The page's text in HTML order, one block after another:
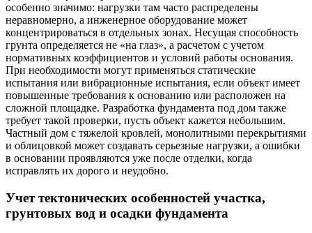
особенно значимо: нагрузки там часто распределены
неравномерно, а инженерное оборудование может
концентрироваться в отдельных зонах. Несущая способность
грунта определяется не «на глаз», а расчетом с учетом
нормативных коэффициентов и условий работы основания.
При необходимости могут применяться статические
испытания или вибрационные испытания, если объект имеет
повышенные требования к основанию или расположен на
сложной площадке. Разработка фундамента под дом также
требует такой проверки, пусть объект кажется небольшим.
Частный дом с тяжелой кровлей, монолитными перекрытиями
и облицовкой может создавать серьезные нагрузки, а ошибки
в основании проявляются уже после отделки, когда
исправлять их дорого и неудобно.
Учет тектонических особенностей участка,
грунтовых вод и осадки фундамента